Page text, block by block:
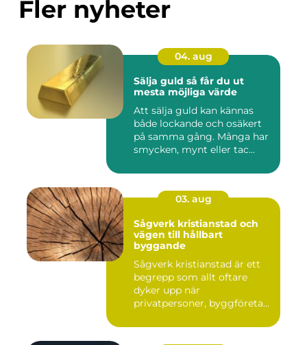
Fler nyheter
04. aug
Sälja guld så får du ut
mesta möjliga värde
Att sälja guld kan kännas
både lockande och osäkert
på samma gång. Många har
smycken, mynt eller tac...
03. aug
Sågverk kristianstad och
vägen till hållbart
byggande
Sågverk kristianstad är ett
begrepp som allt oftare
dyker upp när
privatpersoner, byggföretag